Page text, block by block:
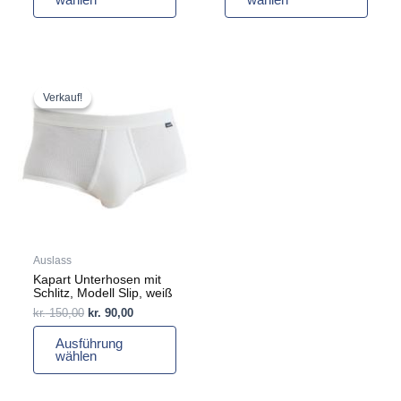
Verkauf!
Verkauf!
Auslass
Kapart Unterhosen mit
Schlitz, Modell Slip, weiß
kr.150,00
war:
kr. 90,00
kr. 90,00.
Ausführung
wählen
Produkt
weist
der
Produktseite
werden